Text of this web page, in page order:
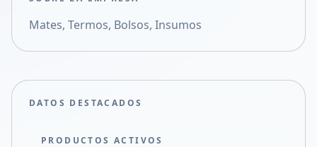
Compartir en X
Mates, Termos, Bolsos, Insumos
DATOS DESTACADOS
PRODUCTOS ACTIVOS